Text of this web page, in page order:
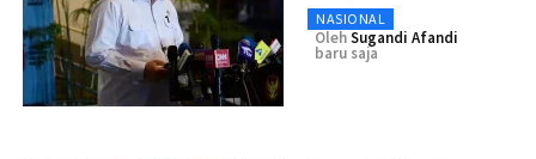
NASIONAL
OlehSugandi Afandi
baru saja